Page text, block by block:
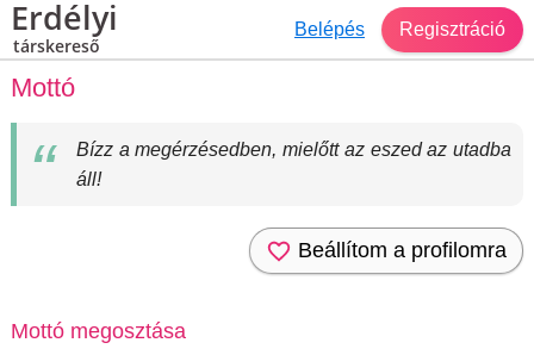
Erdélyi
társkereső
Belépés Regisztráció
Mottó
Bízz a megérzésedben, mielőtt az eszed az utadba
áll!
Beállítom a profilomra
Mottó megosztása